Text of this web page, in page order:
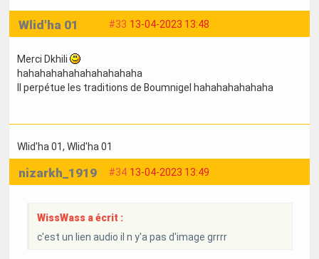
#33 13-04-2023 13:48
Wlid'ha 01
Merci Dkhili
hahahahahahahahahahaha
Il perpétue les traditions de Boumnigel hahahahahahaha
Wlid'ha 01, Wlid'ha 01
#34 13-04-2023 13:49
nizarkh_1919
WissWass a écrit :
c'est un lien audio il n y'a pas d'image grrrr